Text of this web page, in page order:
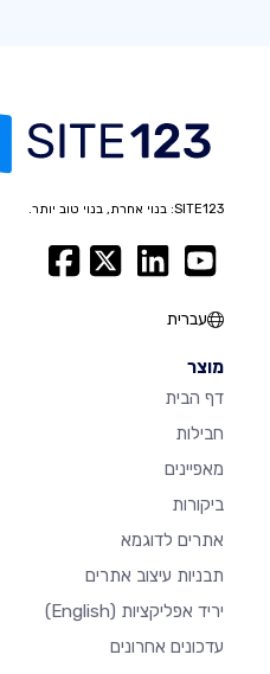
SITE123: בנוי אחרת, בנוי טוב יותר.
עברית
מוצר
דף הבית
חבילות
מאפיינים
ביקורות
אתרים לדוגמא
תבניות עיצוב אתרים
יריד אפליקציות (English)
עדכונים אחרונים